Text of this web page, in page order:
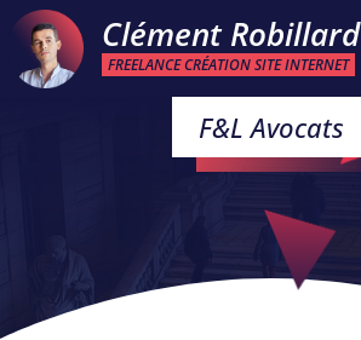
Clément Robillard
FREELANCE CRÉATION SITE INTERNET
F&L Avocats